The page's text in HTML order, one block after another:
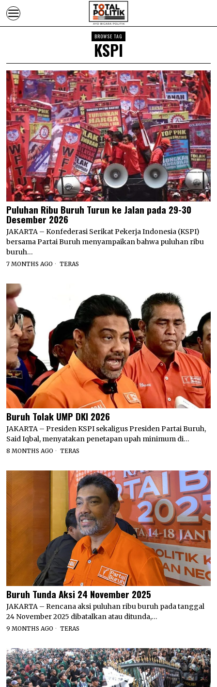
BROWSE TAG
KSPI
Puluhan Ribu Buruh Turun ke Jalan pada 29-30
Desember 2026
JAKARTA – Konfederasi Serikat Pekerja Indonesia (KSPI)
bersama Partai Buruh menyampaikan bahwa puluhan ribu
buruh…
7 MONTHS AGO TERAS
Buruh Tolak UMP DKI 2026
JAKARTA – Presiden KSPI sekaligus Presiden Partai Buruh,
Said Iqbal, menyatakan penetapan upah minimum di…
8 MONTHS AGO TERAS
Buruh Tunda Aksi 24 November 2025
JAKARTA – Rencana aksi puluhan ribu buruh pada tanggal
24 November 2025 dibatalkan atau ditunda,…
9 MONTHS AGO TERAS